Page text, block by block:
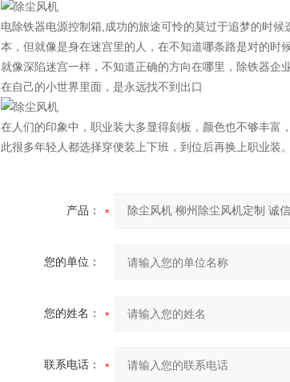
电除铁器电源控制箱,成功的旅途可怜的莫过于追梦的时
本，但就像是身在迷宫里的人，在不知道哪条路是对的时
就像深陷迷宫一样，不知道正确的方向在哪里，除铁器企
在自己的小世界里面，是永远找不到出口
在人们的印象中，职业装大多显得刻板，颜色也不够丰
此很多年轻人都选择穿便装上下班，到位后再换上职业装
产品：
您的单位：
您的姓名：
联系电话：